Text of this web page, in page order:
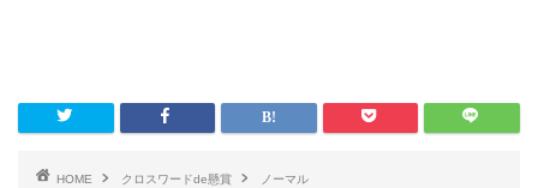
HOME クロスワードde懸賞
ノーマル